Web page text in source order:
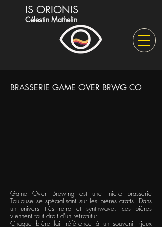
IS ORIONIS
Célestin Mathelin
BRASSERIE GAME OVER BRWG CO
Game Over Brewing est une micro brasserie
Toulouse se spécialisant sur les bières crafts. Dans
un univers très retro et synthwave, ces bières
viennent tout droit d'un retrofutur.
Chaque bière fait référence à un souvenir (jeux